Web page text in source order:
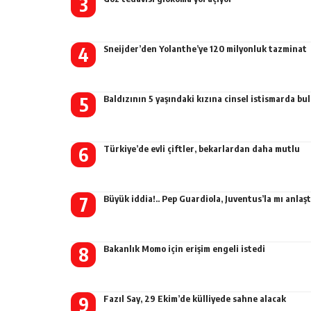
Sneijder’den Yolanthe’ye 120 milyonluk tazminat
Baldızının 5 yaşındaki kızına cinsel istismarda
Türkiye’de evli çiftler, bekarlardan daha mutlu
Büyük iddia!.. Pep Guardiola, Juventus’la mı
Bakanlık Momo için erişim engeli istedi
Fazıl Say, 29 Ekim’de külliyede sahne alacak